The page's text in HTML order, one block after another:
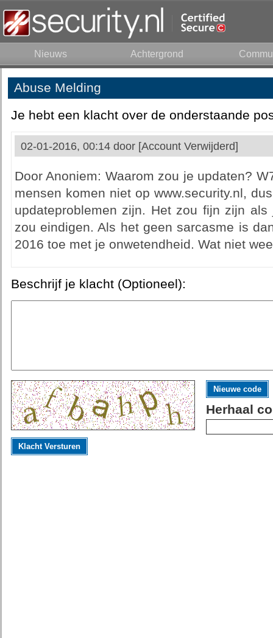
Nieuws Achtergrond
Abuse Melding
Je hebt een klacht over de onderstaande
02-01-2016, 00:14 door [Account Verwijderd]
Door Anoniem: Waarom zou je updaten?
mensen komen niet op www.security.nl,
updateproblemen zijn. Het zou fijn zijn
zou eindigen. Als het geen sarcasme is
2016 toe met je onwetendheid. Wat niet
Beschrijf je klacht (Optioneel):
Nieuwe code
Herhaal
Klacht Versturen